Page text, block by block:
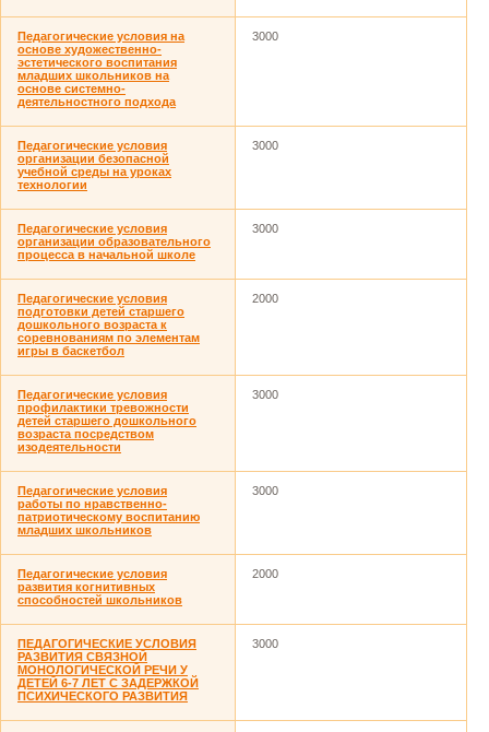
Педагогические условия на
основе художественно-
эстетического воспитания
младших школьников на
основе системно-
деятельностного подхода
3000
Педагогические условия
организации безопасной
учебной среды на уроках
технологии
3000
Педагогические условия
организации образовательного
процесса в начальной школе
3000
Педагогические условия
подготовки детей старшего
дошкольного возраста к
соревнованиям по элементам
игры в баскетбол
2000
Педагогические условия
профилактики тревожности
детей старшего дошкольного
возраста посредством
изодеятельности
3000
Педагогические условия
работы по нравственно-
патриотическому воспитанию
младших школьников
3000
Педагогические условия
развития когнитивных
способностей школьников
2000
ПЕДАГОГИЧЕСКИЕ УСЛОВИЯ
РАЗВИТИЯ СВЯЗНОЙ
МОНОЛОГИЧЕСКОЙ РЕЧИ У
ДЕТЕЙ 6-7 ЛЕТ С ЗАДЕРЖКОЙ
ПСИХИЧЕСКОГО РАЗВИТИЯ
3000